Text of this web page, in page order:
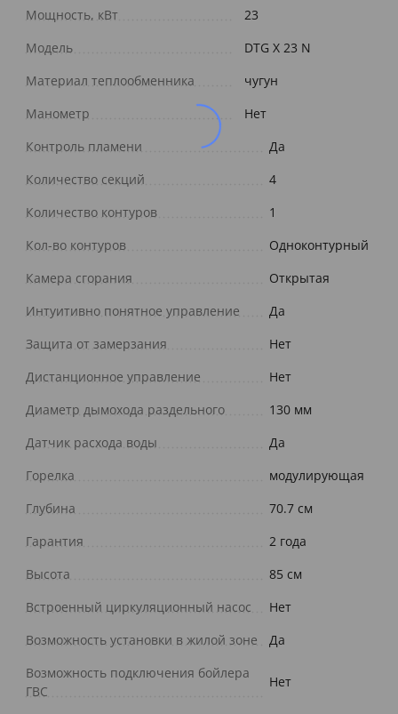
Мощность, кВт
23
Модель
DTG X 23 N
Материал теплообменника
чугун
Манометр
Нет
Контроль пламени
Да
Количество секций
4
Количество контуров
1
Кол-во контуров
Одноконтурный
Камера сгорания
Открытая
Интуитивно понятное управление
Да
Защита от замерзания
Нет
Дистанционное управление
Нет
Диаметр дымохода раздельного
130 мм
Датчик расхода воды
Да
Горелка
модулирующая
Глубина
70.7 см
Гарантия
2 года
Высота
85 см
Встроенный циркуляционный насос
Нет
Возможность установки в жилой зоне
Да
Возможность подключения бойлера
ГВС
Нет